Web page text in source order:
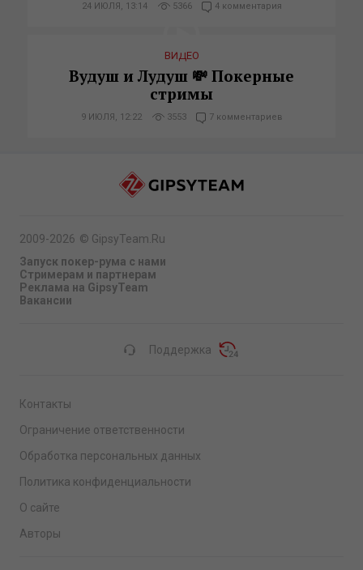
24 ИЮЛЯ, 13:14 5366 4 комментария
ВИДЕО
Вудуш и Лудуш 💸 Покерные
стримы
9 ИЮЛЯ, 12:22 3553 7 комментариев
Поддержка
2009-2026 © GipsyTeam.Ru
Запуск покер-рума с нами
Стримерам и партнерам
Реклама на GipsyTeam
Вакансии
Контакты
Ограничение ответственности
Обработка персональных данных
Политика конфиденциальности
О сайте
Авторы